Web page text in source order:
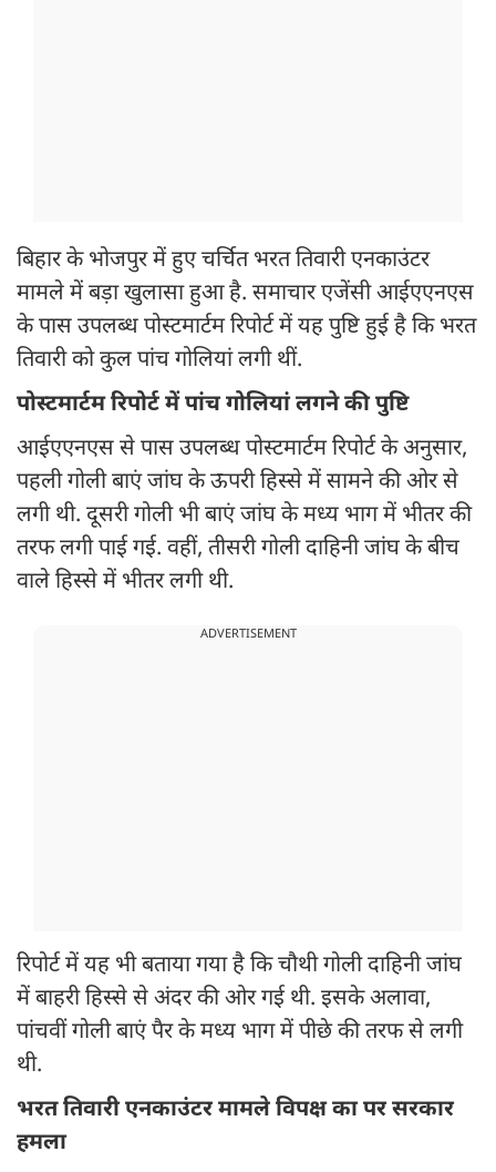
बिहार के भोजपुर में हुए चर्चित भरत तिवारी एनकाउंटर
मामले में बड़ा खुलासा हुआ है. समाचार एजेंसी आईएएनएस
के पास उपलब्ध पोस्टमार्टम रिपोर्ट में यह पुष्टि हुई है कि भरत
तिवारी को कुल पांच गोलियां लगी थीं.
पोस्टमार्टम रिपोर्ट में पांच गोलियां लगने की पुष्टि
आईएएनएस से पास उपलब्ध पोस्टमार्टम रिपोर्ट के अनुसार,
पहली गोली बाएं जांघ के ऊपरी हिस्से में सामने की ओर से
लगी थी. दूसरी गोली भी बाएं जांघ के मध्य भाग में भीतर की
तरफ लगी पाई गई. वहीं, तीसरी गोली दाहिनी जांघ के बीच
वाले हिस्से में भीतर लगी थी.
ADVERTISEMENT
रिपोर्ट में यह भी बताया गया है कि चौथी गोली दाहिनी जांघ
में बाहरी हिस्से से अंदर की ओर गई थी. इसके अलावा,
पांचवीं गोली बाएं पैर के मध्य भाग में पीछे की तरफ से लगी
थी.
भरत तिवारी एनकाउंटर मामले विपक्ष का पर सरकार
हमला